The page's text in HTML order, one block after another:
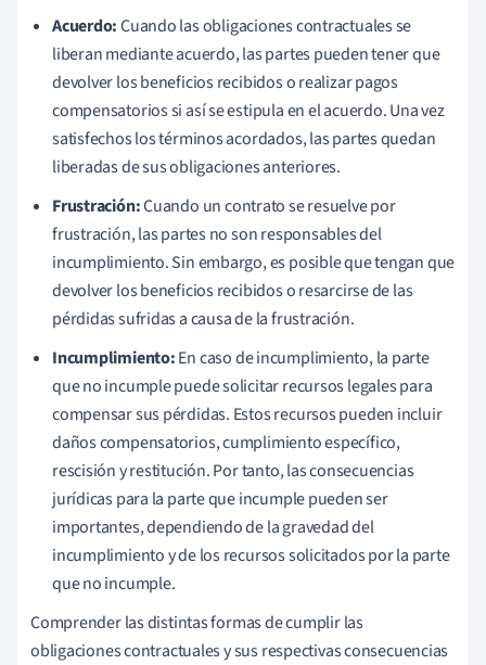
Acuerdo:Cuando las obligaciones contractuales se
liberan mediante acuerdo, las partes pueden tener que
devolver los beneficios recibidos o realizar pagos
compensatorios si así se estipula en el acuerdo. Una vez
satisfechos los términos acordados, las partes quedan
liberadas de sus obligaciones anteriores.
Frustración:Cuando un contrato se resuelve por
frustración, las partes no son responsables del
incumplimiento. Sin embargo, es posible que tengan que
devolver los beneficios recibidos o resarcirse de las
pérdidas sufridas a causa de la frustración.
Incumplimiento:En caso de incumplimiento, la parte
que no incumple puede solicitar recursos legales para
compensar sus pérdidas. Estos recursos pueden incluir
daños compensatorios, cumplimiento específico,
rescisión y restitución. Por tanto, las consecuencias
jurídicas para la parte que incumple pueden ser
importantes, dependiendo de la gravedad del
incumplimiento y de los recursos solicitados por la parte
que no incumple.
Comprender las distintas formas de cumplir las
obligaciones contractuales y sus respectivas consecuencias